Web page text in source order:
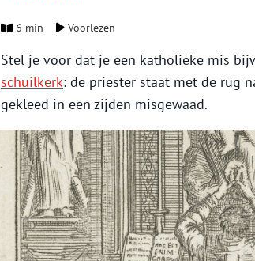
6 min Voorlezen
Stel je voor dat je een katholieke mis
schuilkerk: de priester staat met de rug
gekleed in een zijden misgewaad.